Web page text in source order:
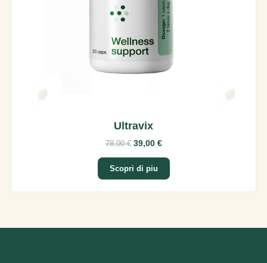
Ultravix
78,00 €39,00 €
Scopri di piu